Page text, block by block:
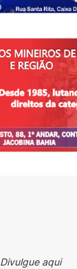
Divulgue aqui